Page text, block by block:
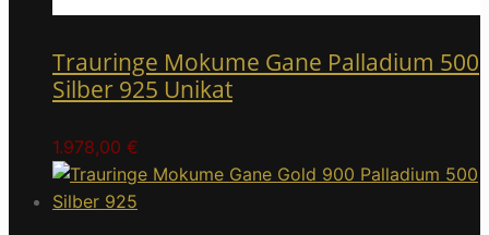
Trauringe Mokume Gane Palladium 500
Silber 925 Unikat
1.978,00 €